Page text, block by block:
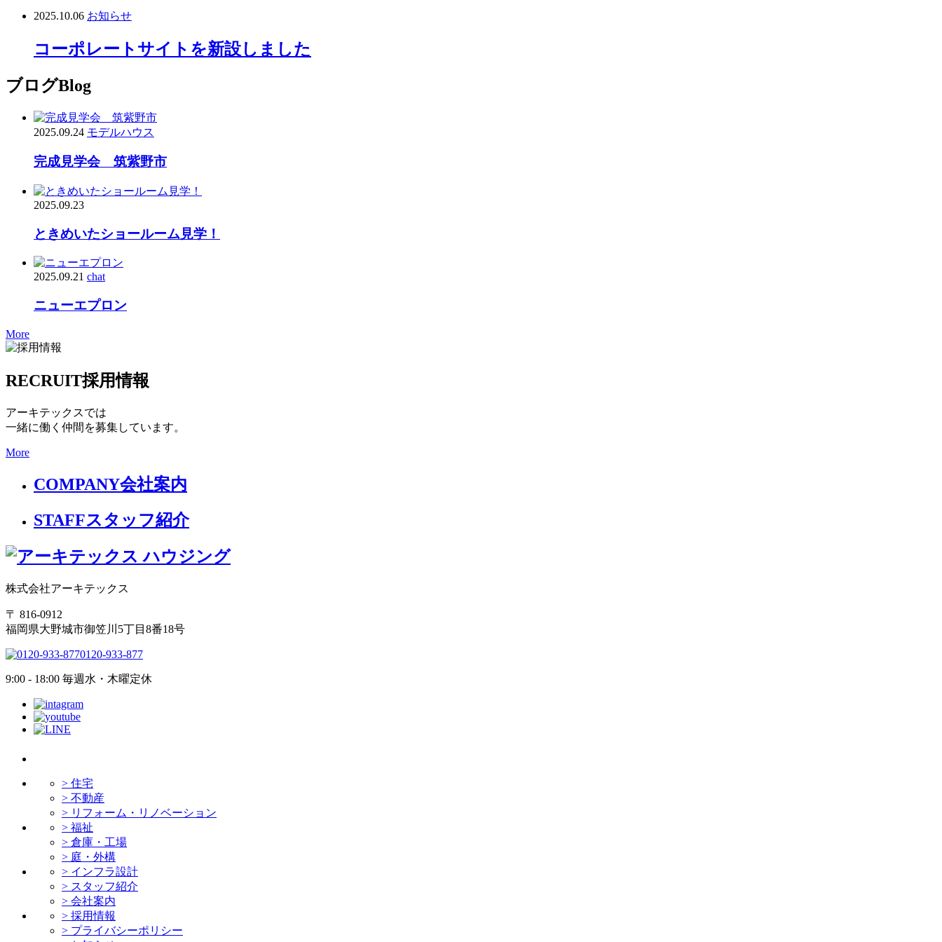
2025.10.06 お知らせ
コーポレートサイトを新設しました
ブログBlog
2025.09.24 モデルハウス
完成見学会 筑紫野市
2025.09.23
ときめいたショールーム見学！
2025.09.21 chat
ニューエプロン
More
RECRUIT採用情報
アーキテックスでは
一緒に働く仲間を募集しています。
More
COMPANY会社案内
STAFFスタッフ紹介
株式会社アーキテックス
〒 816-0912
福岡県大野城市御笠川5丁目8番18号
0120-933-877
9:00 - 18:00 毎週水・木曜定休
> 住宅
> 不動産
> リフォーム・リノベーション
> 福祉
> 倉庫・工場
> 庭・外構
> インフラ設計
> スタッフ紹介
> 会社案内
> 採用情報
> プライバシーポリシー